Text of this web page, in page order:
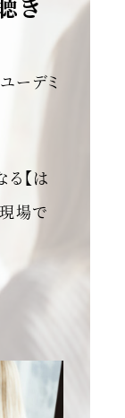
き
ーデミ
【は
場で